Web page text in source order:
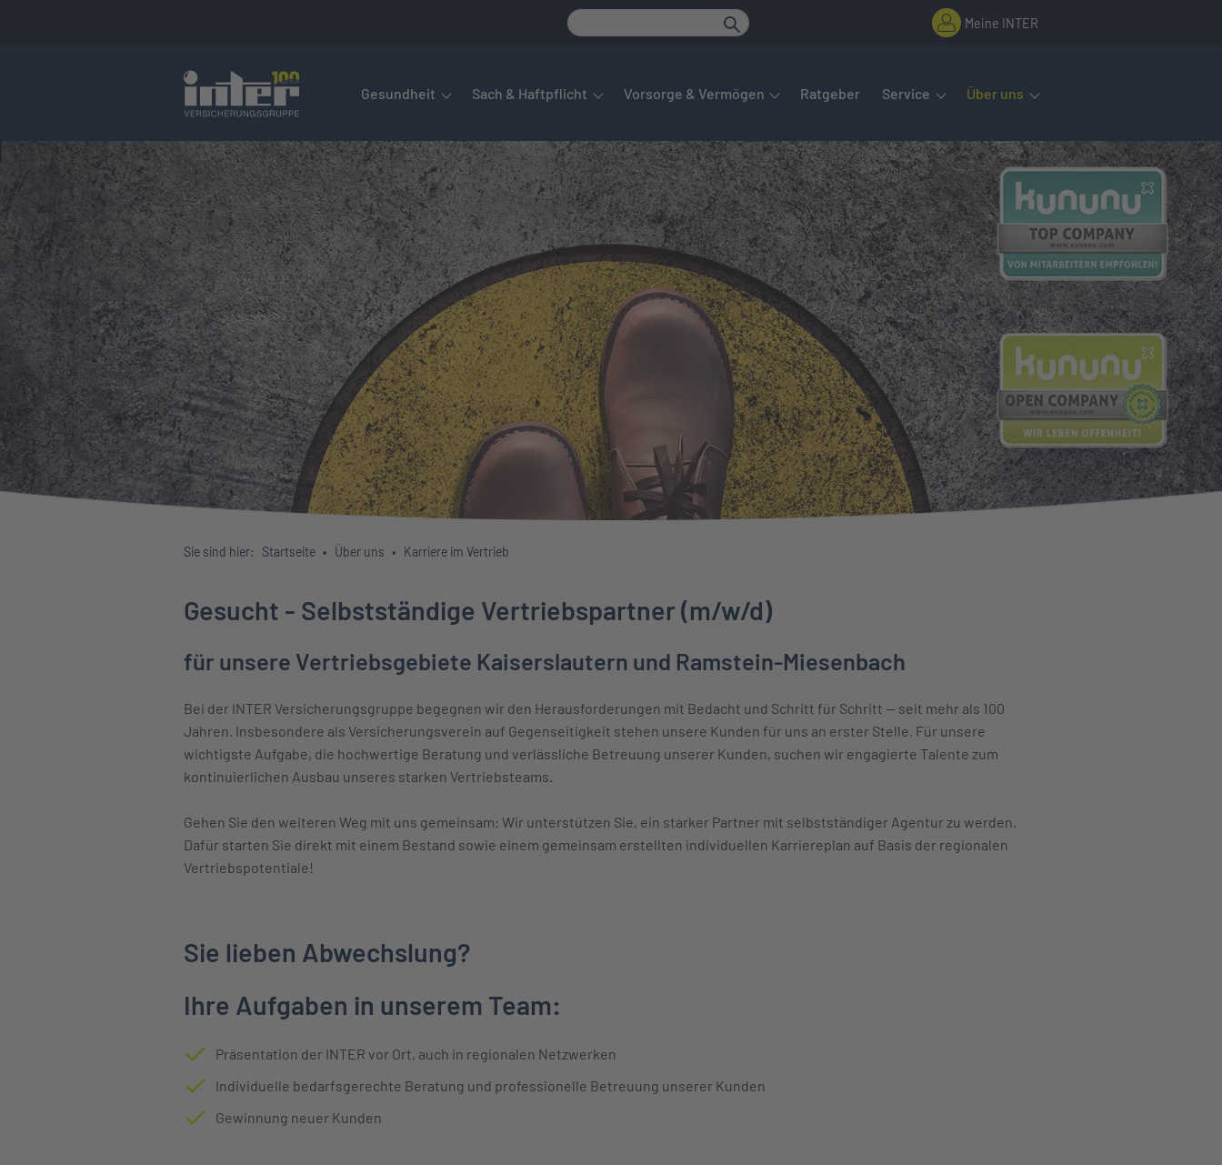
Meine INTER
Hier befindet sich das Hauptmenü. Dieses lässt sich per Tab steuern. Untermenüs öffnet man mit der Leertaste oder Pfeil nach unten.
Gesundheit Sach & Haftpflicht Vorsorge & Vermögen Ratgeber Service Über uns
Sie sind hier: Startseite Über uns Karriere im Vertrieb
Gesucht - Selbstständige Vertriebspartner (m/w/d)
für unsere Vertriebsgebiete Kaiserslautern und Ramstein-Miesenbach
Bei der INTER Versicherungsgruppe begegnen wir den Herausforderungen mit Bedacht und Schritt für Schritt — seit mehr als 100
Jahren. Insbesondere als Versicherungsverein auf Gegenseitigkeit stehen unsere Kunden für uns an erster Stelle. Für unsere
wichtigste Aufgabe, die hochwertige Beratung und verlässliche Betreuung unserer Kunden, suchen wir engagierte Talente zum
kontinuierlichen Ausbau unseres starken Vertriebsteams.
Gehen Sie den weiteren Weg mit uns gemeinsam: Wir unterstützen Sie, ein starker Partner mit selbstständiger Agentur zu werden.
Dafür starten Sie direkt mit einem Bestand sowie einem gemeinsam erstellten individuellen Karriereplan auf Basis der regionalen
Vertriebspotentiale!
Sie lieben Abwechslung?
Ihre Aufgaben in unserem Team:
Präsentation der INTER vor Ort, auch in regionalen Netzwerken
Individuelle bedarfsgerechte Beratung und professionelle Betreuung unserer Kunden
Gewinnung neuer Kunden